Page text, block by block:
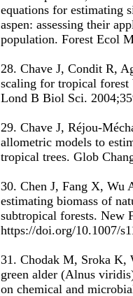
equations for estimating
aspen: assessing their
population. Forest Ecol
28. Chave J, Condit R,
scaling for tropical forest
Lond B Biol Sci.
29. Chave J, Réjou-
allometric models to
tropical trees. Glob
30. Chen J, Fang X, Wu
estimating biomass of
subtropical forests. New
https://doi.org/10.1007/
31. Chodak M, Sroka
green alder (Alnus
on chemical and